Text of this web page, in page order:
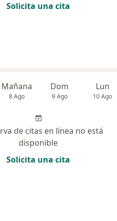
Solicita una cita
Mañana
8 Ago
Dom
9 Ago
Lun
10 Ago
de citas en línea no está
disponible
Solicita una cita